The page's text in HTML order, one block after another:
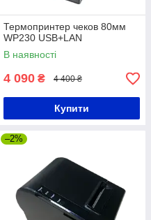
Термопринтер чеков 80мм
WP230 USB+LAN
В наявності
4 090 ₴ 4 400 ₴
Купити
–2%